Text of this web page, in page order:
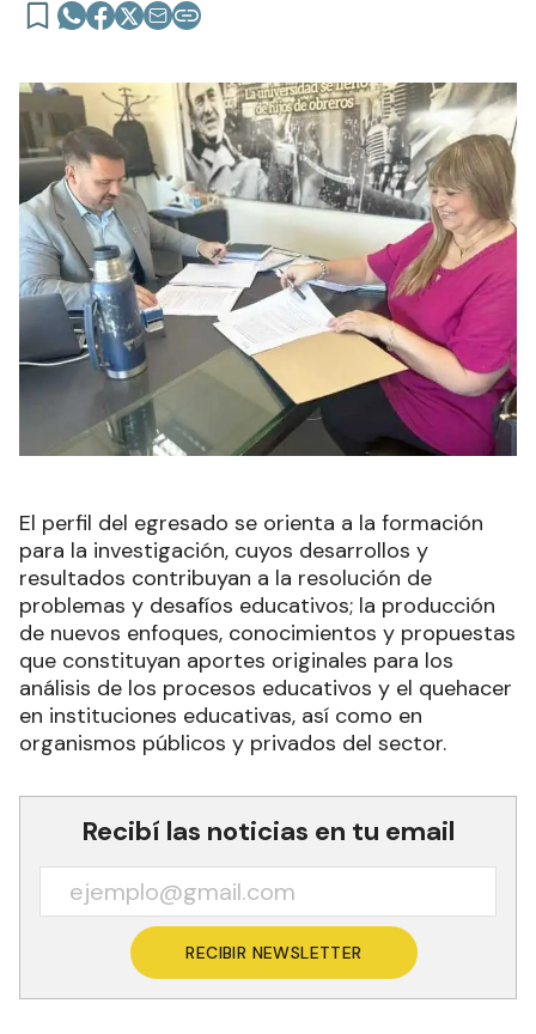
El perfil del egresado se orienta a la formación
para la investigación, cuyos desarrollos y
resultados contribuyan a la resolución de
problemas y desafíos educativos; la producción
de nuevos enfoques, conocimientos y propuestas
que constituyan aportes originales para los
análisis de los procesos educativos y el quehacer
en instituciones educativas, así como en
organismos públicos y privados del sector.
Recibí las noticias en tu email
RECIBIR NEWSLETTER